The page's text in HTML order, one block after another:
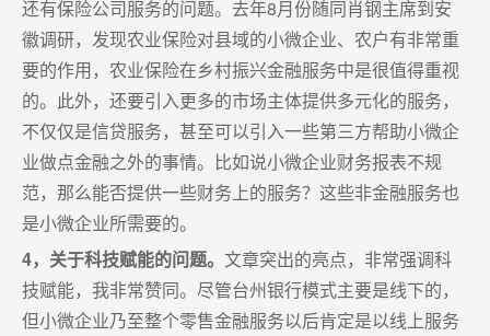
还有保险公司服务的问题。去年8月份随同肖钢主席到安
徽调研，发现农业保险对县域的小微企业、农户有非常重
要的作用，农业保险在乡村振兴金融服务中是很值得重视
的。此外，还要引入更多的市场主体提供多元化的服务，
不仅仅是信贷服务，甚至可以引入一些第三方帮助小微企
业做点金融之外的事情。比如说小微企业财务报表不规
范，那么能否提供一些财务上的服务？这些非金融服务也
是小微企业所需要的。
4，关于科技赋能的问题。 文章突出的亮点，非常强调科
技赋能，我非常赞同。尽管台州银行模式主要是线下的，
但小微企业乃至整个零售金融服务以后肯定是以线上服务